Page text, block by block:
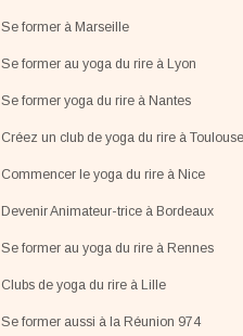
Se former à Marseille
Se former au yoga du rire à Lyon
Se former yoga du rire à Nantes
Créez un club de yoga du rire à Toulouse
Commencer le yoga du rire à Nice
Devenir Animateur-trice à Bordeaux
Se former au yoga du rire à Rennes
Clubs de yoga du rire à Lille
Se former aussi à la Réunion 974